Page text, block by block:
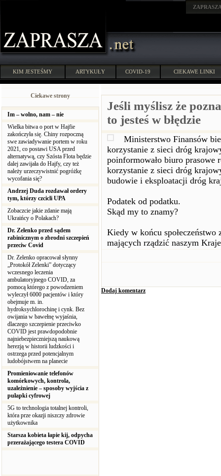
KIM JESTEŚMY ARTYKUŁY COVID-19 CIEKAWE LINKI
Ciekawe strony
Im – wolno, nam – nie
Wielka bitwa o port w Hajfie
zakończyła się. Chiny rozpoczną
swe zawiadywanie portem w roku
2021, co postawi USA przed
alternatywą, czy Szósta Flota będzie
dalej zawijała do Hajfy, czy też
należy urzeczywistnić pogróżkę
wycofania się?
Andrzej Duda rozdawał ordery
tym, którzy czcicli UPA
Zobaczcie jakie zdanie mają
Ukraińcy o Polakach?
Dr. Zelenko przed sądem
rabinicznym o zbrodni szczepień
przeciw Covid
Dr. Zelenko opracował słynny
„Protokół Zelenki” dotyczący
wczesnego leczenia
ambulatoryjnego COVID, za
pomocą którego z powodzeniem
wyleczył 6000 pacjentów i który
obejmuje m. in.
hydroksychlorochinę i cynk. Bez
owijania w bawełnę wyjaśnia,
dlaczego szczepienie przeciwko
COVID jest prawdopodobnie
najniebezpieczniejszą naukową
herezją w historii ludzkości i
ostrzega przed potencjalnym
ludobójstwem na planecie
Promieniowanie telefonów
komórkowych, kontrola,
uzależnienie – sposoby wyjścia z
pułapki cyfrowej
5G to technologia totalnej kontroli,
która prze okazji niszczy zdrowie
użytkownika
Starsza kobieta łapie kij, odpycha
przerażającego testera COVID
Jeśli myślisz że
to jesteś w błędzie
Ministerstwo Finansów
korzystanie z sieci dróg
poinformowało biuro prasowe
korzystanie z sieci dróg
budowie i eksploatacji dróg
Podatek od podatku.
Skąd my to znamy?
Kiedy w końcu
mających rządzić naszym
Dodaj komentarz